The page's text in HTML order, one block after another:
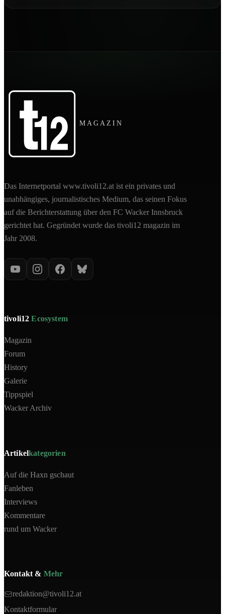
MAGAZIN
Das Internetportal www.tivoli12.at ist ein privates und
unabhängiges, journalistisches Medium, das seinen Fokus
auf die Berichterstattung über den FC Wacker Innsbruck
gerichtet hat. Gegründet wurde das tivoli12 magazin im
Jahr 2008.
tivoli12Ecosystem
Magazin
Forum
History
Galerie
Tippspiel
Wacker Archiv
Artikelkategorien
Auf die Haxn gschaut
Fanleben
Interviews
Kommentare
rund um Wacker
Kontakt & Mehr
redaktion@tivoli12.at
Kontaktformular